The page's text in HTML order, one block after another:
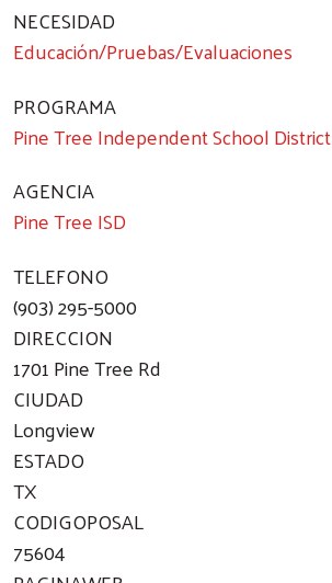
NECESIDAD
Educación/Pruebas/Evaluaciones
PROGRAMA
Pine Tree Independent School District
AGENCIA
Pine Tree ISD
TELEFONO
(903) 295-5000
DIRECCION
1701 Pine Tree Rd
CIUDAD
Longview
ESTADO
TX
CODIGOPOSAL
75604